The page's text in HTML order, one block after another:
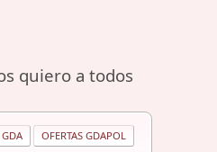
quiero a todos
GDA OFERTAS GDAPOL